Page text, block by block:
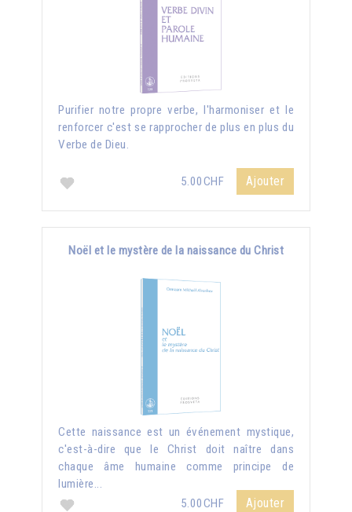
Purifier notre propre verbe, l'harmoniser et le
renforcer c'est se rapprocher de plus en plus du
Verbe de Dieu.
5.00CHF Ajouter
Noël et le mystère de la naissance du Christ
Cette naissance est un événement mystique,
c'est-à-dire que le Christ doit naître dans
chaque âme humaine comme principe de
lumière...
5.00CHF
Ajouter